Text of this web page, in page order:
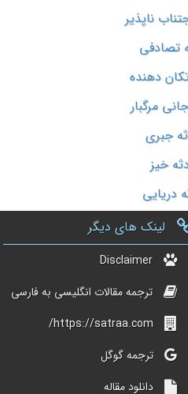
ناپذیر
تصادفی
دهنده
مرگبار
جبری
خیز
دریایی
لینک های دیگر
Disclaimer
ترجمه مقالات انگلیسی به فارسی
https://satraa.com/
ترجمه گوگل
دانلود مقاله